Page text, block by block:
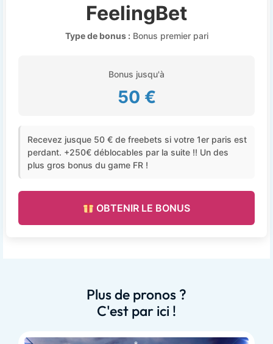
FeelingBet
Type de bonus :Bonus premier pari
Bonus jusqu'à
50 €
Recevez jusque 50 € de freebets si votre 1er paris est
perdant. +250€ déblocables par la suite !! Un des
plus gros bonus du game FR !
OBTENIR LE BONUS
Plus de pronos ?
C'est par ici !